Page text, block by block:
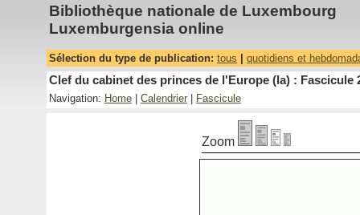
Bibliothèque nationale de Luxembourg
Luxemburgensia online
Sélection du type de publication: tous quotidiens et
Clef du cabinet des princes de l'Europe (la) : Fascicule
Navigation: Home Calendrier Fascicule
Zoom